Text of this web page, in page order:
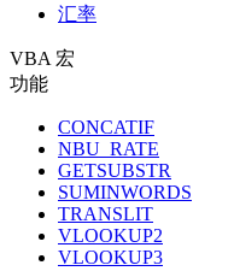
汇率
VBA 宏
功能
CONCATIF
NBU_RATE
GETSUBSTR
SUMINWORDS
TRANSLIT
VLOOKUP2
VLOOKUP3